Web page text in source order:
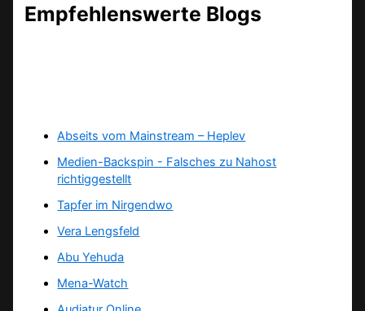
Empfehlenswerte Blogs
Abseits vom Mainstream – Heplev
Medien-Backspin - Falsches zu Nahost
richtiggestellt
Tapfer im Nirgendwo
Vera Lengsfeld
Abu Yehuda
Mena-Watch